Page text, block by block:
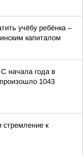
учёбу ребёнка –
капиталом
начала года в
1043
стремление к